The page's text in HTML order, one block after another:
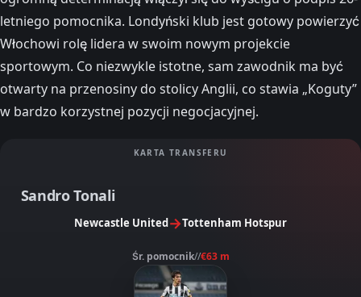
letniego pomocnika. Londyński klub jest gotowy powierzyć
Włochowi rolę lidera w swoim nowym projekcie
sportowym. Co niezwykle istotne, sam zawodnik ma być
otwarty na przenosiny do stolicy Anglii, co stawia „Koguty”
w bardzo korzystnej pozycji negocjacyjnej.
KARTA TRANSFERU
Sandro Tonali
Newcastle United→Tottenham Hotspur
Śr. pomocnik//€63 m